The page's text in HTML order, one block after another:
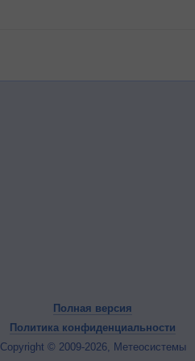
Полная версия
Политика конфиденциальности
Copyright © 2009-2026, Метеосистемы